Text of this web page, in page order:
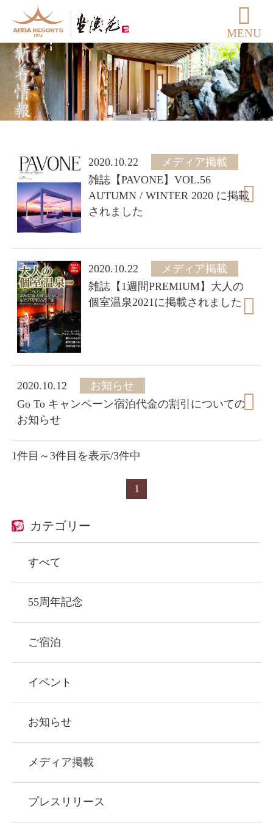
MENU
2020.10.22
メディア掲載
雑誌【PAVONE】VOL.56
AUTUMN / WINTER 2020 に掲載
されました
2020.10.22
メディア掲載
雑誌【1週間PREMIUM】大人の
個室温泉2021に掲載されました
2020.10.12
お知らせ
Go To キャンペーン宿泊代金の割引についての
お知らせ
1件目～3件目を表示/3件中
1
カテゴリー
すべて
55周年記念
ご宿泊
イベント
お知らせ
メディア掲載
プレスリリース